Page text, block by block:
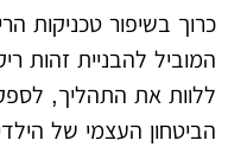
כרוך בשיפור טכניקות
המוביל להבניית זהות
ללוות את התהליך,
הביטחון העצמי של